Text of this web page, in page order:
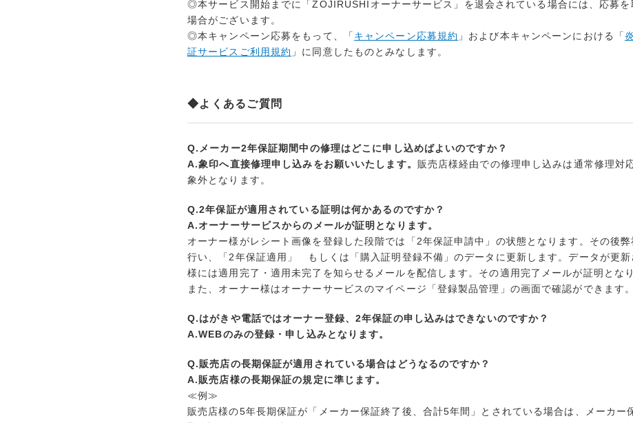
◎本サービス開始までに「ZOJIRUSHIオーナーサービス」を退会されている場合には、応募を
場合がございます。
◎本キャンペーン応募をもって、「 キャンペーン応募規約 」および本キャンペーンにおける「
証サービスご利用規約 」に同意したものとみなします。
◆よくあるご質問
Q.メーカー2年保証期間中の修理はどこに申し込めばよいのですか？
A.象印へ直接修理申し込みをお願いいたします。 販売店様経由での修理申し込みは通常修理対
象外となります。
Q.2年保証が適用されている証明は何かあるのですか？
A.オーナーサービスからのメールが証明となります。
オーナー様がレシート画像を登録した段階では「2年保証申請中」の状態となります。その後
行い、「2年保証適用」 もしくは「購入証明登録不備」のデータに更新します。データが更新
様には適用完了・適用未完了を知らせるメールを配信します。その適用完了メールが証明となり
また、オーナー様はオーナーサービスのマイページ「登録製品管理」の画面で確認ができます。
Q.はがきや電話ではオーナー登録、2年保証の申し込みはできないのですか？
A.WEBのみの登録・申し込みとなります。
Q.販売店の長期保証が適用されている場合はどうなるのですか？
A.販売店様の長期保証の規定に準じます。
≪例≫
販売店様の5年長期保証が「メーカー保証終了後、合計5年間」とされている場合は、メーカー